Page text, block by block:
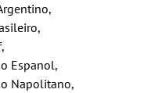
Espanol,
Napolitano,